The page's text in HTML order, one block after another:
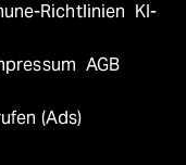
Richtlinien KI-
AGB
(Ads)